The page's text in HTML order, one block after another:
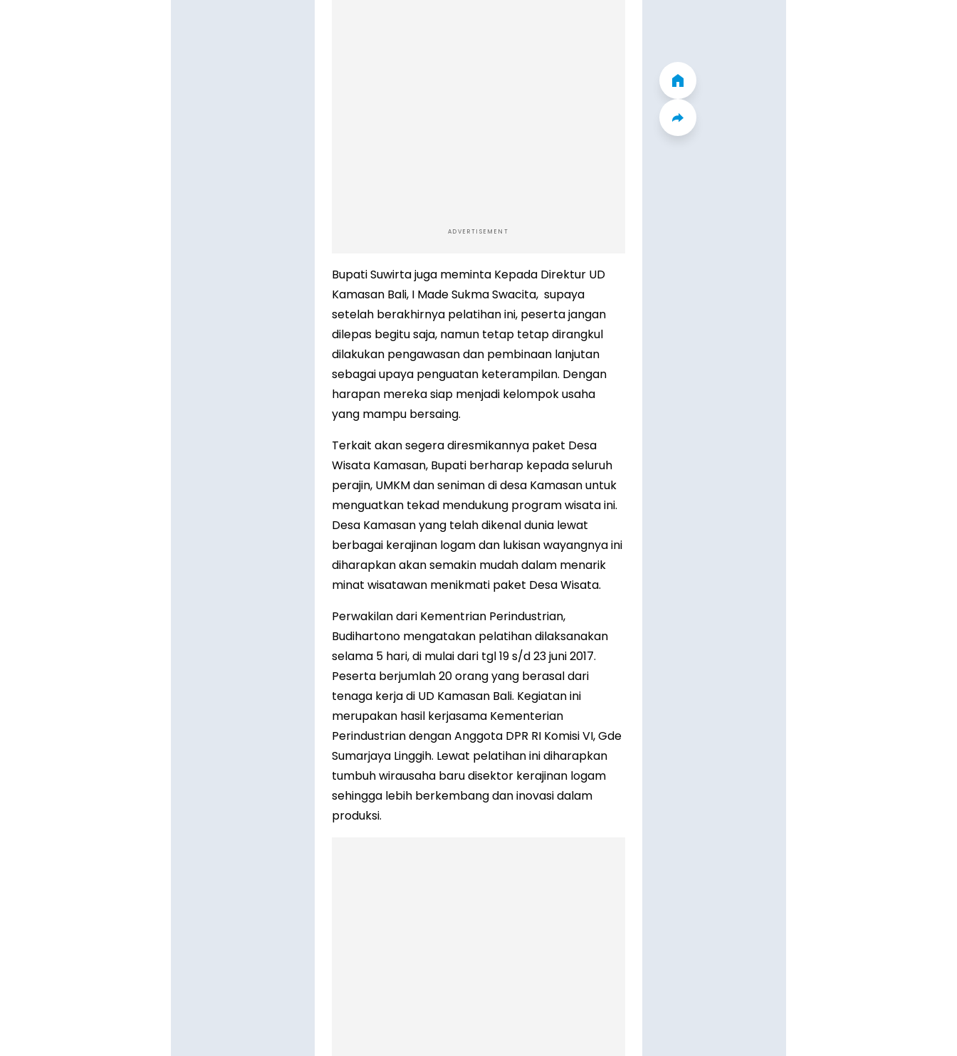
ADVERTISEMENT
Bupati Suwirta juga meminta Kepada Direktur UD
Kamasan Bali, I Made Sukma Swacita, supaya
setelah berakhirnya pelatihan ini, peserta jangan
dilepas begitu saja, namun tetap tetap dirangkul
dilakukan pengawasan dan pembinaan lanjutan
sebagai upaya penguatan keterampilan. Dengan
harapan mereka siap menjadi kelompok usaha
yang mampu bersaing.
Terkait akan segera diresmikannya paket Desa
Wisata Kamasan, Bupati berharap kepada seluruh
perajin, UMKM dan seniman di desa Kamasan untuk
menguatkan tekad mendukung program wisata ini.
Desa Kamasan yang telah dikenal dunia lewat
berbagai kerajinan logam dan lukisan wayangnya ini
diharapkan akan semakin mudah dalam menarik
minat wisatawan menikmati paket Desa Wisata.
Perwakilan dari Kementrian Perindustrian,
Budihartono mengatakan pelatihan dilaksanakan
selama 5 hari, di mulai dari tgl 19 s/d 23 juni 2017.
Peserta berjumlah 20 orang yang berasal dari
tenaga kerja di UD Kamasan Bali. Kegiatan ini
merupakan hasil kerjasama Kementerian
Perindustrian dengan Anggota DPR RI Komisi VI, Gde
Sumarjaya Linggih. Lewat pelatihan ini diharapkan
tumbuh wirausaha baru disektor kerajinan logam
sehingga lebih berkembang dan inovasi dalam
produksi.